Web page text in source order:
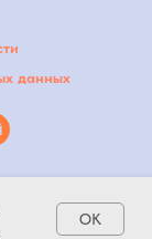
данных
OK